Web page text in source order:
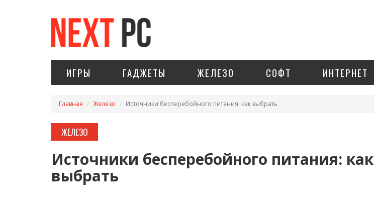
ИГРЫ ГАДЖЕТЫ ЖЕЛЕЗО СОФТ ИНТЕРНЕТ
Главная Железо Источники бесперебойного питания: как выбрать
ЖЕЛЕЗО
Источники бесперебойного питания: как
выбрать